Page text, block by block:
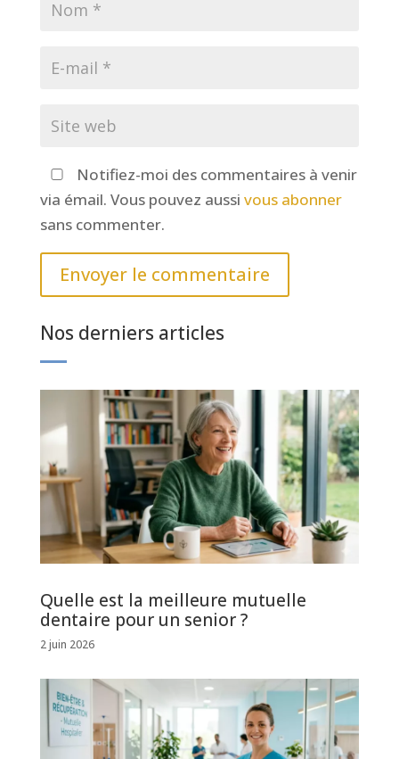
Notifiez-moi des commentaires à venir
via émail. Vous pouvez aussi vous abonner
sans commenter.
Envoyer le commentaire
Nos derniers articles
Quelle est la meilleure mutuelle
dentaire pour un senior ?
2 juin 2026